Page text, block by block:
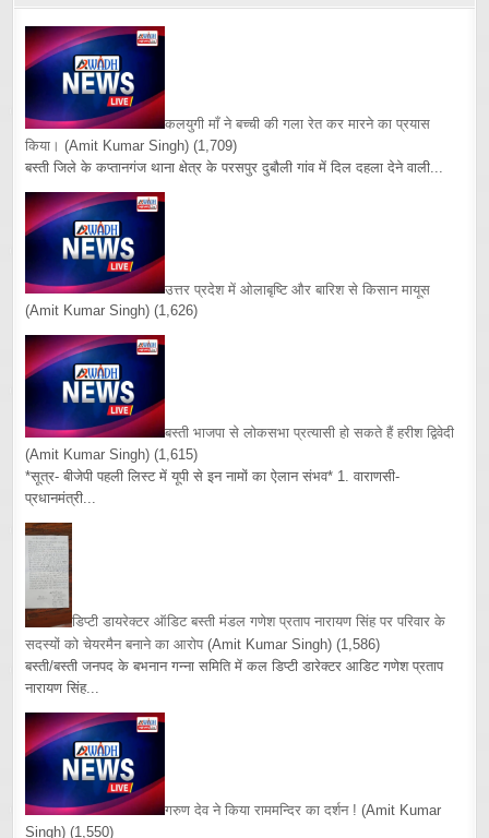
कलयुगी माँ ने बच्ची की गला रेत कर मारने का प्रयास
किया। (Amit Kumar Singh) (1,709)
बस्ती जिले के कप्तानगंज थाना क्षेत्र के परसपुर दुबौली गांव में दिल दहला देने वाली...
उत्तर प्रदेश में ओलाबृष्टि और बारिश से किसान मायूस
(Amit Kumar Singh) (1,626)
बस्ती भाजपा से लोकसभा प्रत्यासी हो सकते हैं हरीश द्विवेदी
(Amit Kumar Singh) (1,615)
*सूत्र- बीजेपी पहली लिस्ट में यूपी से इन नामों का ऐलान संभव* 1. वाराणसी-
प्रधानमंत्री...
डिप्टी डायरेक्टर ऑडिट बस्ती मंडल गणेश प्रताप नारायण सिंह पर परिवार के
सदस्यों को चेयरमैन बनाने का आरोप (Amit Kumar Singh) (1,586)
बस्ती/बस्ती जनपद के बभनान गन्ना समिति में कल डिप्टी डारेक्टर आडिट गणेश प्रताप
नारायण सिंह...
गरुण देव ने किया राममन्दिर का दर्शन ! (Amit Kumar
Singh) (1,550)